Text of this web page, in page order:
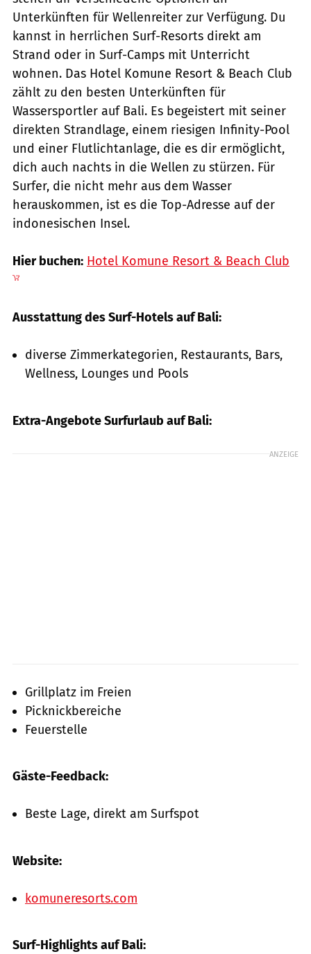
Unterkünften für Wellenreiter zur Verfügung. Du
kannst in herrlichen Surf-Resorts direkt am
Strand oder in Surf-Camps mit Unterricht
wohnen. Das Hotel Komune Resort & Beach Club
zählt zu den besten Unterkünften für
Wassersportler auf Bali. Es begeistert mit seiner
direkten Strandlage, einem riesigen Infinity-Pool
und einer Flutlichtanlage, die es dir ermöglicht,
dich auch nachts in die Wellen zu stürzen. Für
Surfer, die nicht mehr aus dem Wasser
herauskommen, ist es die Top-Adresse auf der
indonesischen Insel.
Hier buchen: Hotel Komune Resort & Beach Club
Ausstattung des Surf-Hotels auf Bali:
diverse Zimmerkategorien, Restaurants, Bars,
Wellness, Lounges und Pools
Extra-Angebote Surfurlaub auf Bali:
ANZEIGE
Grillplatz im Freien
Picknickbereiche
Feuerstelle
Gäste-Feedback:
Beste Lage, direkt am Surfspot
Website:
komuneresorts.com
Surf-Highlights auf Bali: